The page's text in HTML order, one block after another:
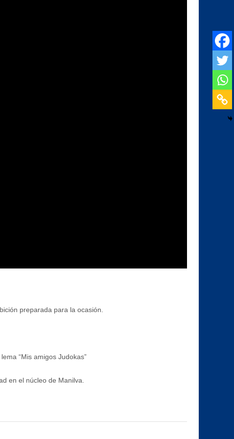
preparada para la ocasión.
“Mis amigos Judokas”
en el núcleo de Manilva.